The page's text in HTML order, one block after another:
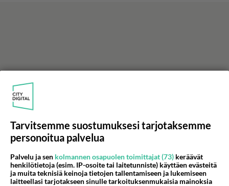
Tarvitsemme suostumuksesi tarjotaksemme
personoitua palvelua
Palvelu ja sen kolmannen osapuolen toimittajat (73) keräävät
henkilötietoja (esim. IP-osoite tai laitetunniste) käyttäen evästeitä
ja muita teknisiä keinoja tietojen tallentamiseen ja lukemiseen
laitteellasi tarjotakseen sinulle tarkoituksenmukaisia mainoksia